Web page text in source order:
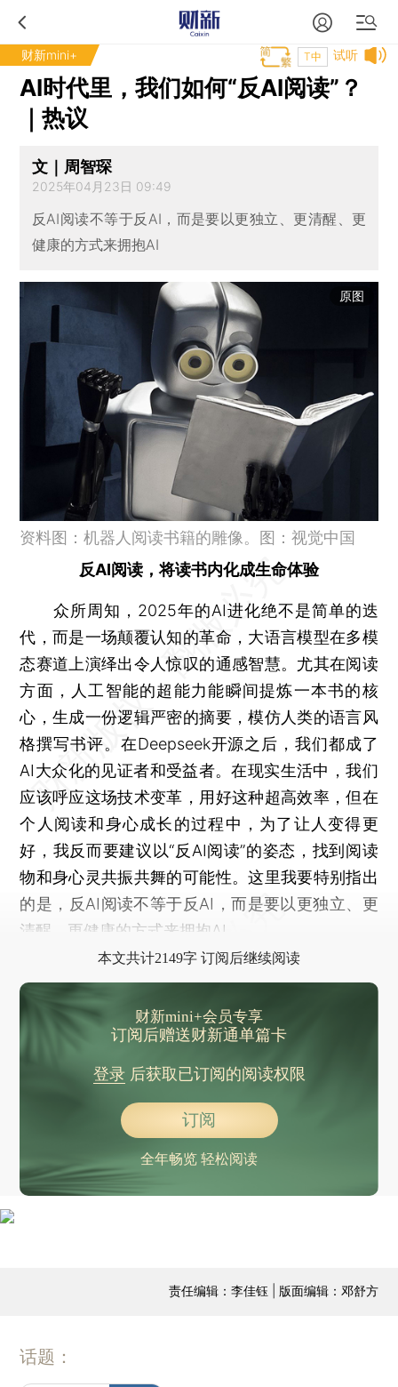
财新mini+ 试听
T中
AI时代里，我们如何“反AI阅读”？
｜热议
文｜周智琛
2025年04月23日 09:49
反AI阅读不等于反AI，而是要以更独立、更清醒、更
健康的方式来拥抱AI
原图
资料图：机器人阅读书籍的雕像。图：视觉中国
反AI阅读，将读书内化成生命体验
众所周知，2025年的AI进化绝不是简单的迭
代，而是一场颠覆认知的革命，大语言模型在多模
态赛道上演绎出令人惊叹的通感智慧。尤其在阅读
方面，人工智能的超能力能瞬间提炼一本书的核
心，生成一份逻辑严密的摘要，模仿人类的语言风
格撰写书评。在Deepseek开源之后，我们都成了
AI大众化的见证者和受益者。在现实生活中，我们
应该呼应这场技术变革，用好这种超高效率，但在
个人阅读和身心成长的过程中，为了让人变得更
好，我反而要建议以“反AI阅读”的姿态，找到阅读
物和身心灵共振共舞的可能性。这里我要特别指出
的是，反AI阅读不等于反AI，而是要以更独立、更
清醒、更健康的方式来拥抱AI。
本文共计2149字 订阅后继续阅读
财新mini+会员专享
订阅后赠送财新通单篇卡
登录后获取已订阅的阅读权限
订阅
全年畅览 轻松阅读
责任编辑：李佳钰 | 版面编辑：邓舒方
话题：